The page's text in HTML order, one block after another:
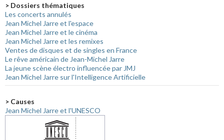
> Dossiers thématiques
Les concerts annulés
Jean Michel Jarre et l'espace
Jean Michel Jarre et le cinéma
Jean Michel Jarre et les remixes
Ventes de disques et de singles en France
Le rêve américain de Jean-Michel Jarre
La jeune scène électro influencée par JMJ
Jean Michel Jarre sur l'Intelligence Artificielle
> Causes
Jean Michel Jarre et l'UNESCO